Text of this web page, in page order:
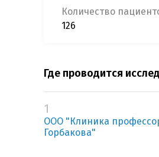
Количество
126
Где проводится
1
ООО "Клиника
Горбакова"